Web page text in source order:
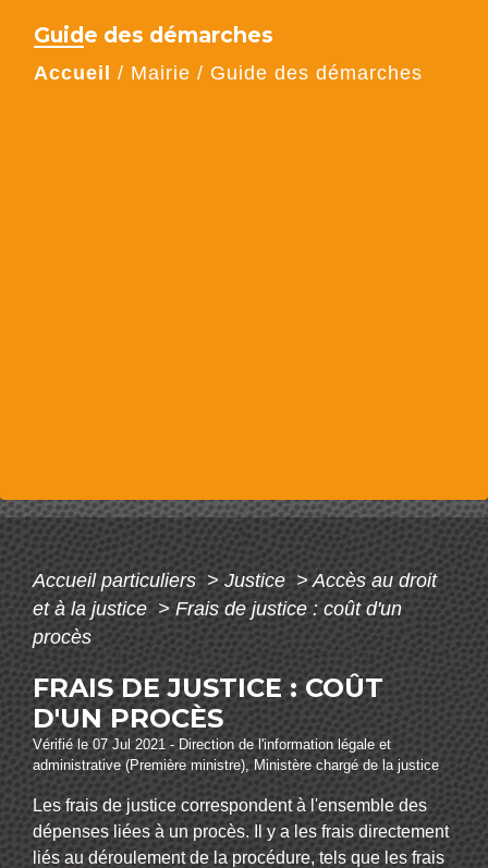
Guide des démarches
Accueil / Mairie / Guide des démarches
Accueil particuliers > Justice > Accès au droit
et à la justice> Frais de justice : coût d'un
procès
FRAIS DE JUSTICE : COÛT
D'UN PROCÈS
Vérifié le 07 Jul 2021 - Direction de l'information légale et
administrative (Première ministre), Ministère chargé de la justice
Les frais de justice correspondent à l'ensemble des
dépenses liées à un procès. Il y a les frais directement
liés au déroulement de la procédure, tels que les frais